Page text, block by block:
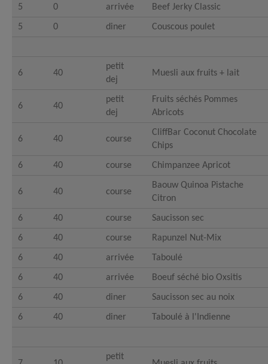
5 0 arrivée Beef Jerky Classic
5 0 diner Couscous poulet
6 40
petit
dej
Muesli aux fruits + lait
6 40
petit
dej
Fruits séchés Pommes
Abricots
6 40 course
CliffBar Coconut Chocolate
Chips
6 40 course Chimpanzee Apricot
6 40 course
Baouw Quinoa Pistache
Citron
6 40 course Saucisson sec
6 40 course Rapunzel Nut-Mix
6 40 arrivée Taboulé
6 40 arrivée Boeuf séché bio Oxsitis
6 40 diner Saucisson sec au noix
6 40 diner Taboulé à l'Indienne
petit